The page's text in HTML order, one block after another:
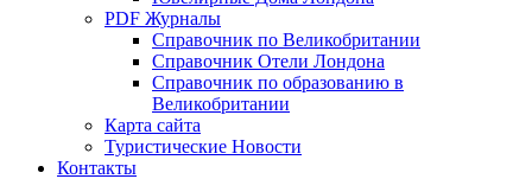
PDF Журналы
Справочник по Великобритании
Справочник Отели Лондона
Справочник по образованию в
Великобритании
Карта сайта
Туристические Новости
Контакты